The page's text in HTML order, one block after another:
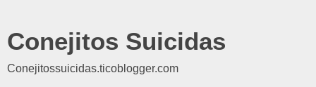
Conejitos Suicidas
Conejitossuicidas.ticoblogger.com